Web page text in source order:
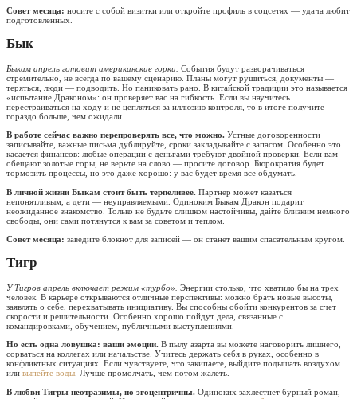
Совет месяца: носите с собой визитки или откройте профиль в соцсетях — удача любит
подготовленных.
Бык
Быкам апрель готовит американские горки. События будут разворачиваться
стремительно, не всегда по вашему сценарию. Планы могут рушиться, документы —
теряться, люди — подводить. Но паниковать рано. В китайской традиции это называется
«испытание Драконом»: он проверяет вас на гибкость. Если вы научитесь
перестраиваться на ходу и не цепляться за иллюзию контроля, то в итоге получите
гораздо больше, чем ожидали.
В работе сейчас важно перепроверять все, что можно. Устные договоренности
записывайте, важные письма дублируйте, сроки закладывайте с запасом. Особенно это
касается финансов: любые операции с деньгами требуют двойной проверки. Если вам
обещают золотые горы, не верьте на слово — просите договор. Бюрократия будет
тормозить процессы, но это даже хорошо: у вас будет время все обдумать.
В личной жизни Быкам стоит быть терпеливее. Партнер может казаться
непонятливым, а дети — неуправляемыми. Одиноким Быкам Дракон подарит
неожиданное знакомство. Только не будьте слишком настойчивы, дайте близким немного
свободы, они сами потянутся к вам за советом и теплом.
Совет месяца: заведите блокнот для записей — он станет вашим спасательным кругом.
Тигр
У Тигров апрель включает режим «турбо». Энергии столько, что хватило бы на трех
человек. В карьере открываются отличные перспективы: можно брать новые высоты,
заявлять о себе, перехватывать инициативу. Вы способны обойти конкурентов за счет
скорости и решительности. Особенно хорошо пойдут дела, связанные с
командировками, обучением, публичными выступлениями.
Но есть одна ловушка: ваши эмоции. В пылу азарта вы можете наговорить лишнего,
сорваться на коллегах или начальстве. Учитесь держать себя в руках, особенно в
конфликтных ситуациях. Если чувствуете, что закипаете, выйдите подышать воздухом
или выпейте воды . Лучше промолчать, чем потом жалеть.
В любви Тигры неотразимы, но эгоцентричны. Одиноких захлестнет бурный роман,